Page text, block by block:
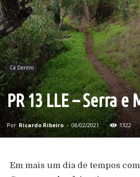
Cá Dentro
PR 13 LLE – Serra e
Por Ricardo Ribeiro - 08/02/2021 1322
Em mais um dia de tempos